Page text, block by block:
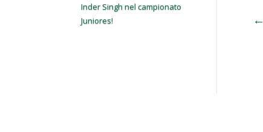
Inder Singh nel campionato
Juniores!
←